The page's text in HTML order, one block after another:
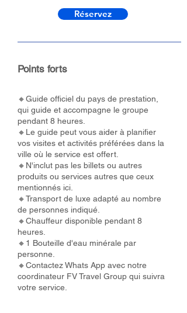
Réservez
Points forts
🔸Guide officiel du pays de prestation,
qui guide et accompagne le groupe
pendant 8 heures.
🔸Le guide peut vous aider à planifier
vos visites et activités préférées dans la
ville où le service est offert.
🔸N'inclut pas les billets ou autres
produits ou services autres que ceux
mentionnés ici.
🔸Transport de luxe adapté au nombre
de personnes indiqué.
🔸Chauffeur disponible pendant 8
heures.
🔸1 Bouteille d'eau minérale par
personne.
🔸Contactez Whats App avec notre
coordinateur FV Travel Group qui suivra
votre service.